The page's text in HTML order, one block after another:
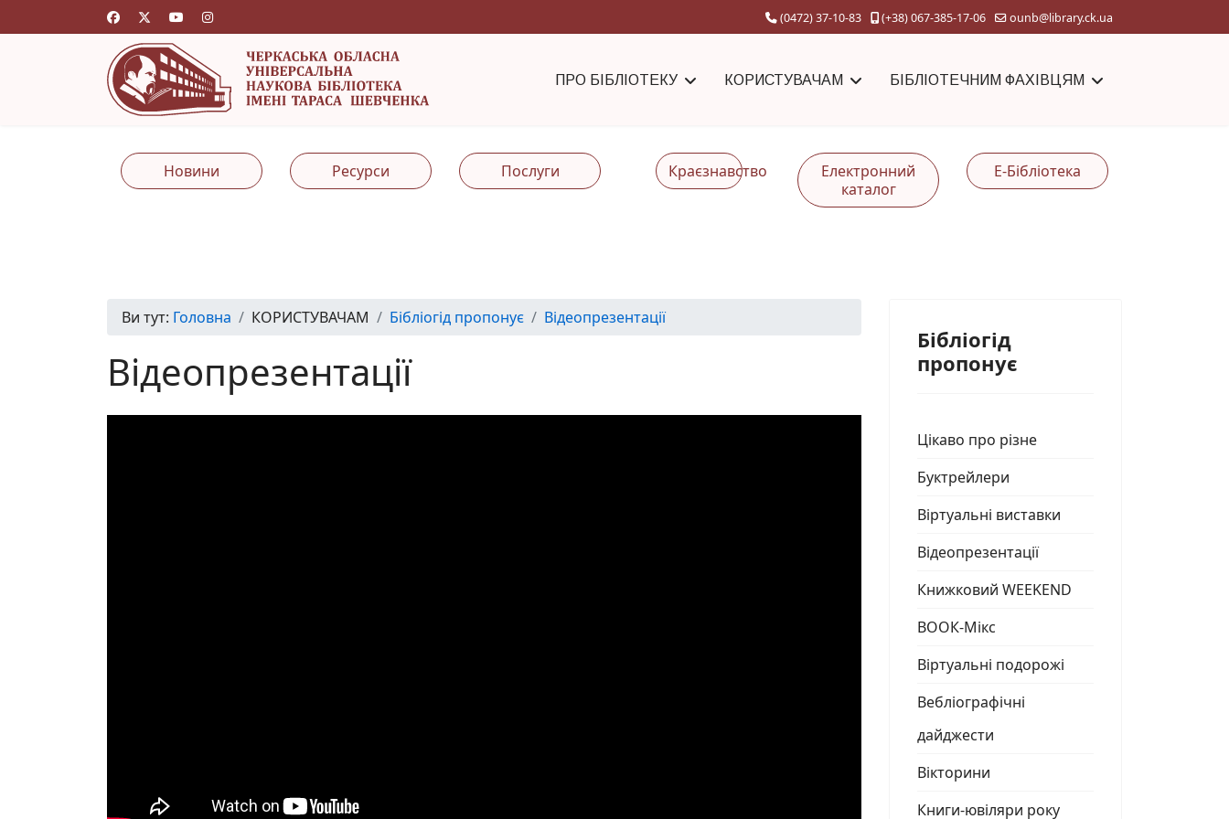
(0472) 37-10-83 (+38) 067-385-17-06 ounb@library.ck.ua
ПРО БІБЛІОТЕКУ КОРИСТУВАЧАМ БІБЛІОТЕЧНИМ ФАХІВЦЯМ
Новини Ресурси Послуги Краєзнавство
Електронний
каталог
Е-Бібліотека
Ви тут: Головна КОРИСТУВАЧАМ Бібліогід пропонує Відеопрезентації
Відеопрезентації
Бібліогід
пропонує
Цікаво про різне
Буктрейлери
Віртуальні виставки
Відеопрезентації
Книжковий WEEKEND
ВООК-Мікс
Віртуальні подорожі
Вебліографічні
дайджести
Вікторини
Книги-ювіляри року